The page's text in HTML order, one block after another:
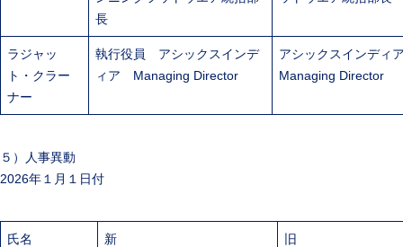
長
ラジャッ
ト・クラー
ナー
執行役員 アシックスインデ
ィア Managing Director
アシックスインデ
Managing Director
５）人事異動
2026年１月１日付
氏名 新 旧